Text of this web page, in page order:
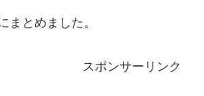
まとめました。
スポンサーリンク